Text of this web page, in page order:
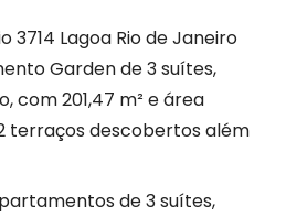
Lagoa Rio de Janeiro
Garden de 3 suítes,
com 201,47 m² e área
terraços descobertos além
de 3 suítes,